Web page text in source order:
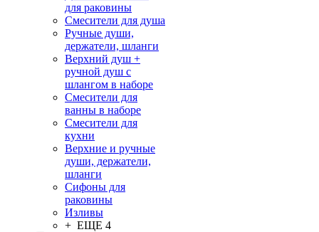
для раковины
Смесители для душа
Ручные души,
держатели, шланги
Верхний душ +
ручной душ с
шлангом в наборе
Смесители для
ванны в наборе
Смесители для
кухни
Верхние и ручные
души, держатели,
шланги
Сифоны для
раковины
Изливы
+ ЕЩЕ 4